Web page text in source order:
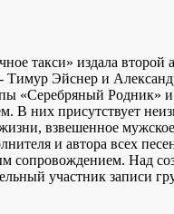
такси» издала
- Тимур Эйснер и
«Серебряный Родник»
В них присутствует
взвешенное мужское
и автора всех
сопровождением. Над
участник записи